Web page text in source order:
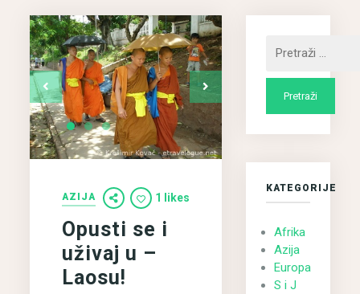
AZIJA 1 likes
Opusti se i
uživaj u –
Laosu!
KATEGORIJE
Afrika
Azija
Europa
S i J